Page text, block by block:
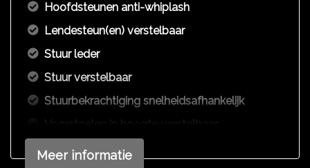
Hoofdsteunen anti-whiplash
Lendesteun(en) verstelbaar
Stuur leder
Stuur verstelbaar
Stuurbekrachtiging snelheidsafhankelijk
Voorstoelen in hoogte verstelbaar
Overige
Meer informatie